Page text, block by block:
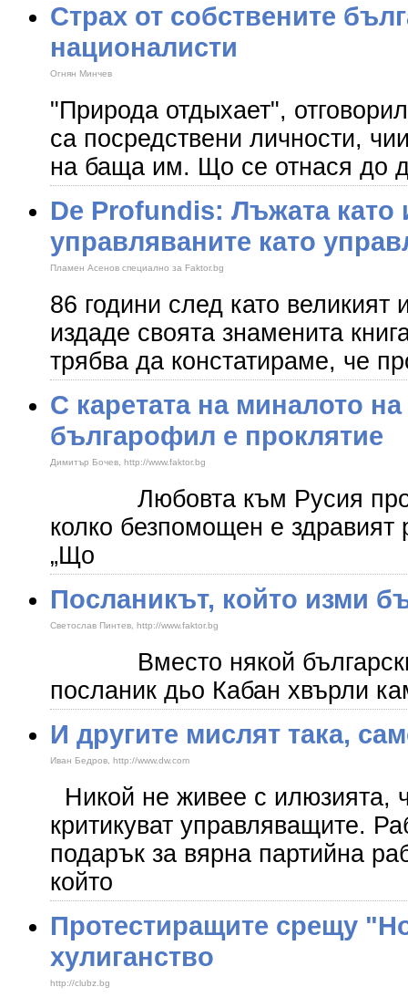
Страх от собствените
националисти
Огнян Минчев
"Природа отдыхает",
са посредствени личности,
на баща им. Що се отнася до
De Profundis: Лъжата като
управляваните като
Пламен Асенов специално за Faktor.bg
86 години след като
издаде своята знаменита
трябва да констатираме, че
С каретата на миналото
българофил е проклятие
Димитър Бочев, http://www.faktor.bg
Любовта към Русия
колко безпомощен е
„Що
Посланикът, който изми
Светослав Пинтев, http://www.faktor.bg
Вместо някой български
посланик дьо Кабан хвърли
И другите мислят така,
Иван Бедров, http://www.dw.com
Никой не живее с илюзията,
критикуват управляващите.
подарък за вярна партийна
който
Протестиращите срещу
хулиганство
http://clubz.bg